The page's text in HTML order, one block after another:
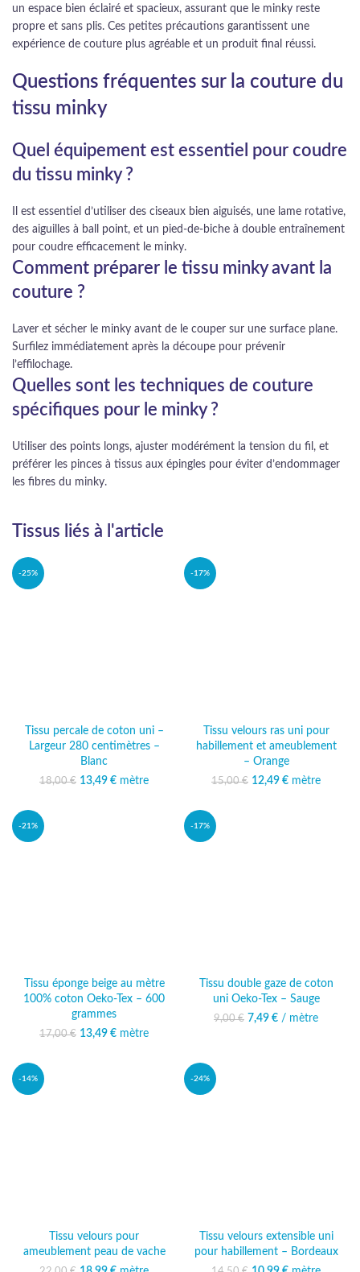
un espace bien éclairé et spacieux, assurant que le minky reste
propre et sans plis. Ces petites précautions garantissent une
expérience de couture plus agréable et un produit final réussi.
Questions fréquentes sur la couture du
tissu minky
Quel équipement est essentiel pour coudre
du tissu minky ?
Il est essentiel d’utiliser des ciseaux bien aiguisés, une lame rotative,
des aiguilles à ball point, et un pied-de-biche à double entraînement
pour coudre efficacement le minky.
Comment préparer le tissu minky avant la
couture ?
Laver et sécher le minky avant de le couper sur une surface plane.
Surfilez immédiatement après la découpe pour prévenir
l’effilochage.
Quelles sont les techniques de couture
spécifiques pour le minky ?
Utiliser des points longs, ajuster modérément la tension du fil, et
préférer les pinces à tissus aux épingles pour éviter d’endommager
les fibres du minky.
Tissus liés à l'article
-25%
Tissu percale de coton uni –
Largeur 280 centimètres –
Blanc
18,00€ Le prix initial était :
13,49 €
Le prix
mètre
-17%
Tissu velours ras uni pour
habillement et ameublement
– Orange
15,00€ Le prix initial était :
12,49 €
Le prix
mètre
-21%
Tissu éponge beige au mètre
100% coton Oeko-Tex – 600
grammes
17,00€ Le prix initial était :
13,49 €
Le prix
mètre
-17%
Tissu double gaze de coton
uni Oeko-Tex – Sauge
9,00€
Le prix initial était :
7,49 € Le prix actuel
/ mètre
-14%
Tissu velours pour
ameublement peau de vache
-24%
Tissu velours extensible uni
pour habillement – Bordeaux